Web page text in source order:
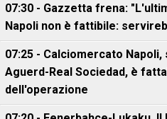
07:30 - Gazzetta frena:
Napoli non è fattibile:
07:25 - Calciomercato
Aguerd-Real Sociedad, è
dell'operazione